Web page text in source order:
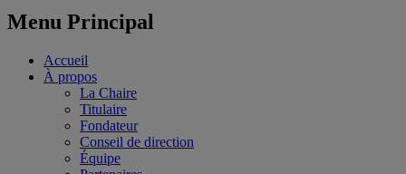
Menu Principal
Accueil
À propos
La Chaire
Titulaire
Fondateur
Conseil de direction
Équipe